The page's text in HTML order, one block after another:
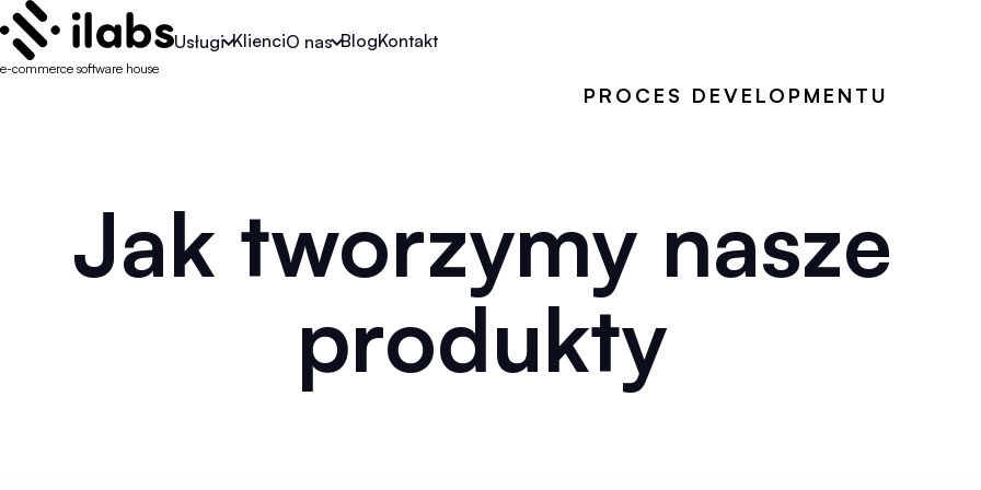
e-commerce software house
Usługi KlienciO nas BlogKontakt
PROCES DEVELOPMENTU
Jak tworzymy nasze
produkty